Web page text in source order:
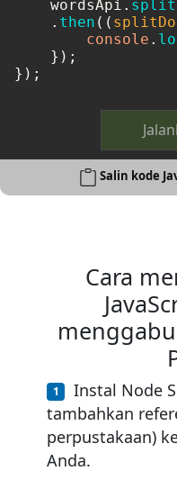
    wordsApi.
    .
then ( (
console .
    });
});
Salin kode
Cara
Instal Node
tambahkan
perpustakaan)
Anda.